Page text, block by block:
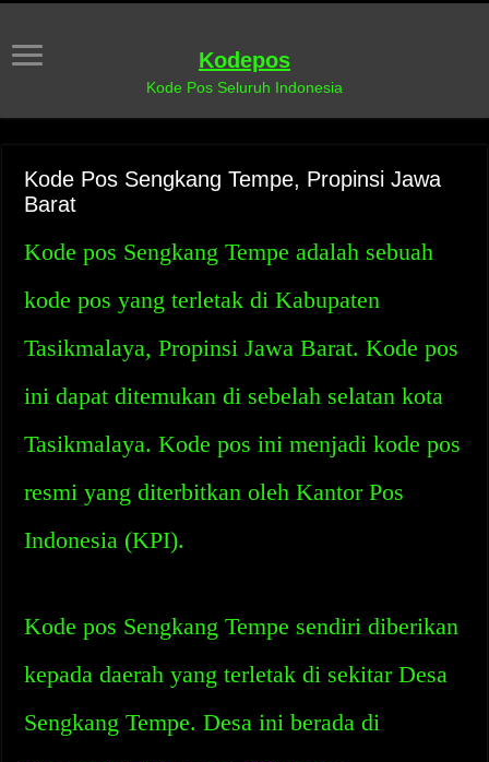
Kodepos
Kode Pos Seluruh Indonesia
Kode Pos Sengkang Tempe, Propinsi Jawa
Barat
Kode pos Sengkang Tempe adalah sebuah
kode pos yang terletak di Kabupaten
Tasikmalaya, Propinsi Jawa Barat. Kode pos
ini dapat ditemukan di sebelah selatan kota
Tasikmalaya. Kode pos ini menjadi kode pos
resmi yang diterbitkan oleh Kantor Pos
Indonesia (KPI).
Kode pos Sengkang Tempe sendiri diberikan
kepada daerah yang terletak di sekitar Desa
Sengkang Tempe. Desa ini berada di